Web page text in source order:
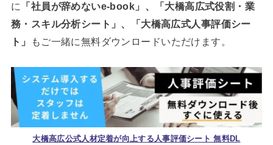
に
「社員が辞めないe-book」、「大橋高広式役割・業
務・スキル分析シート」、「大橋高広式人事評価シー
ト」
もご一緒に無料ダウンロードいただけます。
大橋高広公式人材定着が向上する人事評価シート 無料DL